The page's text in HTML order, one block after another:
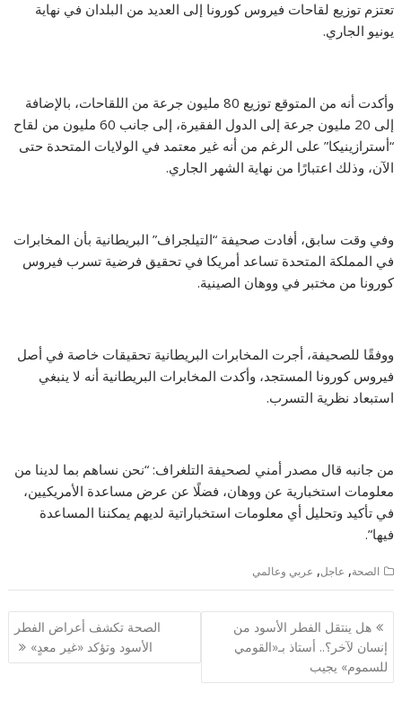
تعتزم توزيع لقاحات فيروس كورونا إلى العديد من البلدان في نهاية
يونيو الجاري.
وأكدت أنه من المتوقع توزيع 80 مليون جرعة من اللقاحات، بالإضافة
إلى 20 مليون جرعة إلى الدول الفقيرة، إلى جانب 60 مليون من لقاح
“أسترازينيكا” على الرغم من أنه غير معتمد في الولايات المتحدة حتى
الآن، وذلك اعتبارًا من نهاية الشهر الجاري.
وفي وقت سابق، أفادت صحيفة “التيلجراف” البريطانية بأن المخابرات
في المملكة المتحدة تساعد أمريكا في تحقيق فرضية تسرب فيروس
كورونا من مختبر في ووهان الصينية.
ووفقًا للصحيفة، أجرت المخابرات البريطانية تحقيقات خاصة في أصل
فيروس كورونا المستجد، وأكدت المخابرات البريطانية أنه لا ينبغي
استبعاد نظرية التسرب.
من جانبه قال مصدر أمني لصحيفة التلغراف: “نحن نساهم بما لدينا من
معلومات استخبارية عن ووهان، فضلًا عن عرض مساعدة الأمريكيين،
في تأكيد وتحليل أي معلومات استخباراتية لديهم يمكننا المساعدة
فيها”.
الصحة, عاجل, عربي وعالمي
تصفّح
المقالات
هل ينتقل الفطر الأسود من
إنسان لآخر؟.. أستاذ بـ«القومي
للسموم» يجيب
الصحة تكشف أعراض الفطر
الأسود وتؤكد «غير معدٍ»